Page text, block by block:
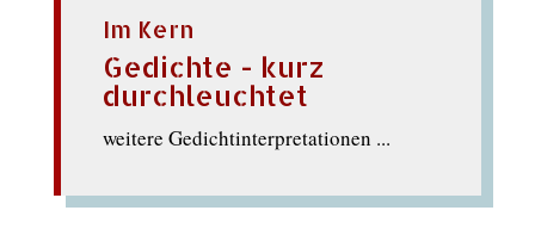
Im Kern
Gedichte - kurz
durchleuchtet
weitere Gedichtinterpretationen ...